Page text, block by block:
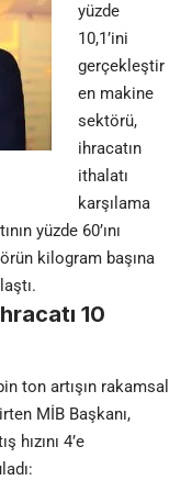
yüzde
10,1’ini
gerçekleştir
en makine
sektörü,
ihracatın
ithalatı
karşılama
yüzde 60’ını
kilogram başına
10
ton artışın rakamsal
MİB Başkanı,
hızını 4’e